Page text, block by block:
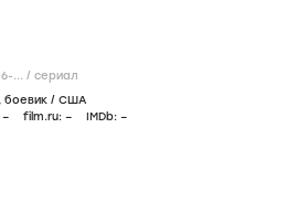
... / сериал
, боевик / США
– film.ru: – IMDb: –